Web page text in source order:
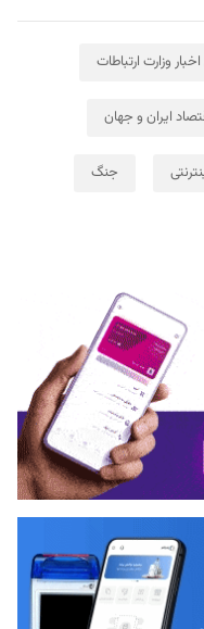
وزارت ارتباطات
ایران و جهان
جنگ